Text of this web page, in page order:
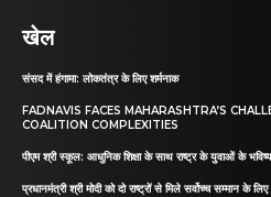
खेल
संसद में हंगामा: लोकतंत्र के लिए शर्मनाक
FADNAVIS FACES MAHARASHTRA’S
COALITION COMPLEXITIES
पीएम श्री स्कूल: आधुनिक शिक्षा के साथ राष्ट्र के युवाओं के भविष्य
प्रधानमंत्री श्री मोदी को दो राष्ट्रों से मिले सर्वोच्च सम्मान के